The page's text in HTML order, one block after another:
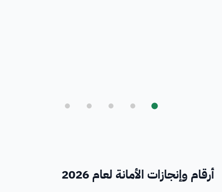
أرقام وإنجازات الأمانة لعام 2026